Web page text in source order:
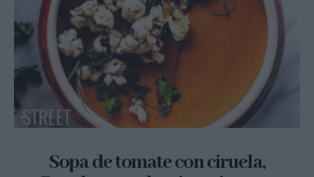
Sopa de tomate con ciruela,